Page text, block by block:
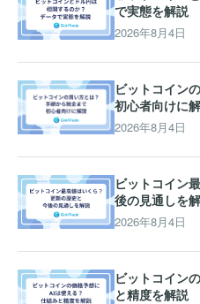
で実態を解説
2026年8月4日
ビットコイン
初心者向けに
2026年8月4日
ビットコイン
後の見通しを
2026年8月4日
ビットコイン
と精度を解説